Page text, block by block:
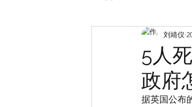
英国脱宅指南 Time
寻找组织 Friends
5人
政府
刘靖仪
据英国公布